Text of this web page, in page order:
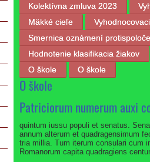
Kolektívna zmluva 2023
Mäkké cieľe
Smernica oznámení
Hodnotenie klasifikacia žiakov
O škole
O škole
O škole
Patriciorum numerum auxi
quintum iussu populi et senatus.
annum alterum et quadragensimum
tria millia. Tum iterum consulari cum
Romanorum capita quadragiens